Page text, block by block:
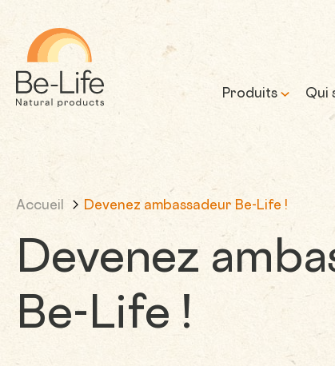
Produits Qui
Accueil Devenez ambassadeur Be-Life !
Devenez
Be-Life !